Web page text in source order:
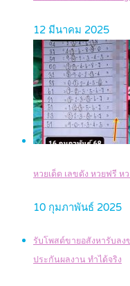
12 มีนาคม 2025
หวยเด็ด เลขดัง หวยฟรี
10 กุมภาพันธ์ 2025
รับโพสต์ขายอสังหารับลง
ประกันผลงาน ทำได้จริง